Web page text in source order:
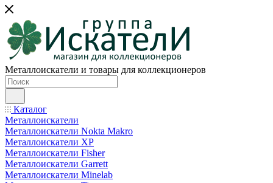
Металлоискатели и товары для коллекционеров
Каталог
Металлоискатели
Металлоискатели Nokta Makro
Металлоискатели XP
Металлоискатели Fisher
Металлоискатели Garrett
Металлоискатели Minelab